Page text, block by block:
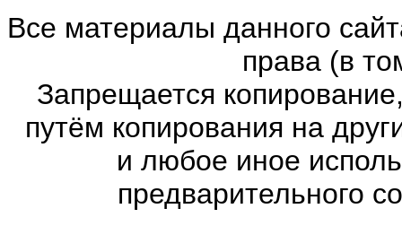
Все материалы данного
права (в
Запрещается
путём копирования на
и любое иное
предварительного